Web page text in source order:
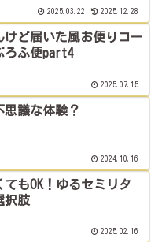
2025.03.22 2025.12.28
ど届いた風お便りコー
ふ便part4
2025.07.15
思議な体験？
2024.10.16
てもOK！ゆるセミリタ
択肢
2025.02.16